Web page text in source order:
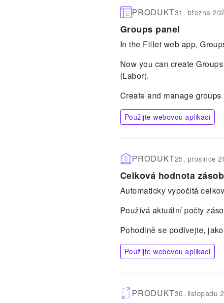
PRODUKT31. března
Groups panel
In the Fillet web app,
Now you can create
(Labor).
Create and manage
Použijte webovou aplikaci
PRODUKT25. prosince
Celková hodnota zásob
Automaticky vypočítá
Používá aktuální počty
Pohodlně se podívejte,
Použijte webovou aplikaci
PRODUKT30. listopadu